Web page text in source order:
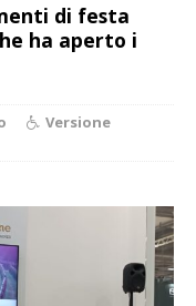
di festa
ha aperto i
Versione